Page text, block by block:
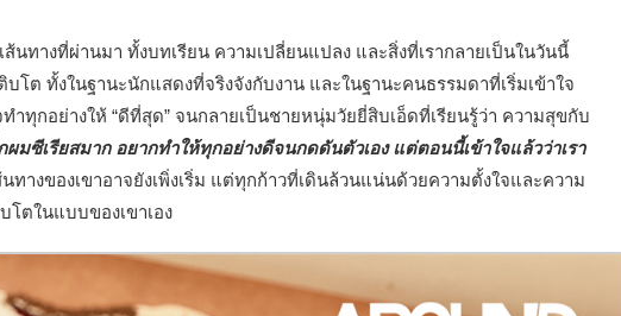
นทางที่ผ่านมา ทั้งบทเรียน ความเปลี่ยนแปลง และสิ่งที่เรากลายเป็นในวันนี้
โต ทั้งในฐานะนักแสดงที่จริงจังกับงาน และในฐานะคนธรรมดาที่เริ่มเข้าใจ
ำทุกอย่างให้ “ดีที่สุด” จนกลายเป็นชายหนุ่มวัยยี่สิบเอ็ดที่เรียนรู้ว่า ความสุขกับ
ผมซีเรียสมาก อยากทำให้ทุกอย่างดีจนกดดันตัวเอง แต่ตอนนี้เข้าใจแล้วว่าเรา
นทางของเขาอาจยังเพิ่งเริ่ม แต่ทุกก้าวที่เดินล้วนแน่นด้วยความตั้งใจและความ
โตในแบบของเขาเอง